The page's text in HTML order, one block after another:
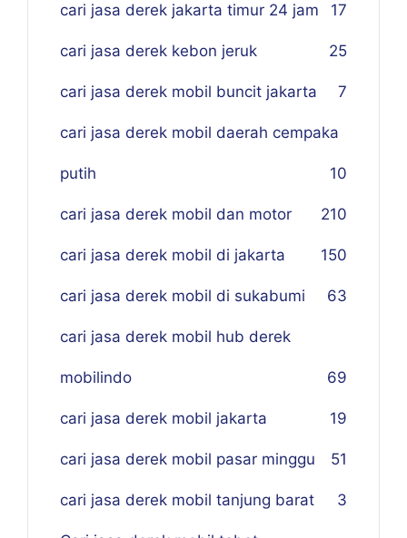
cari jasa derek jakarta timur 24 jam 17
cari jasa derek kebon jeruk 25
cari jasa derek mobil buncit jakarta 7
cari jasa derek mobil daerah cempaka
putih 10
cari jasa derek mobil dan motor 210
cari jasa derek mobil di jakarta 150
cari jasa derek mobil di sukabumi 63
cari jasa derek mobil hub derek
mobilindo 69
cari jasa derek mobil jakarta 19
cari jasa derek mobil pasar minggu 51
cari jasa derek mobil tanjung barat 3